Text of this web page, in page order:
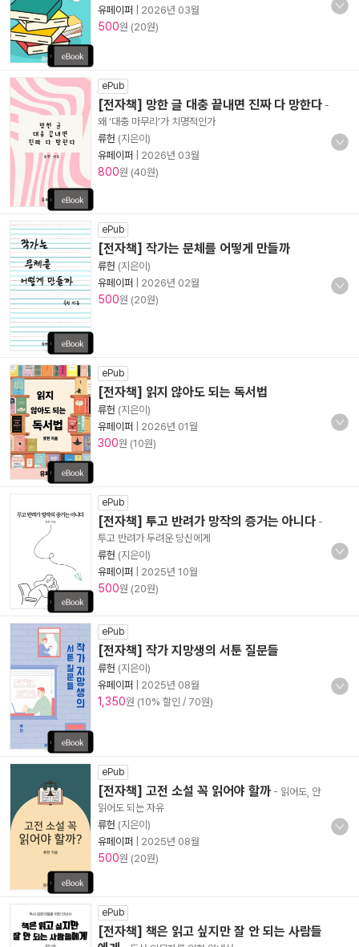
유페이퍼
2026년 03월
500원 (20원)
ePub
[전자책] 망한 글 대충 끝내면 진짜 다 망한다 -
왜 ‘대충 마무리’가 치명적인가
류헌 (지은이)
유페이퍼
2026년 03월
800원 (40원)
ePub
[전자책] 작가는 문체를 어떻게 만들까
류헌 (지은이)
유페이퍼
2026년 02월
500원 (20원)
ePub
[전자책] 읽지 않아도 되는 독서법
류헌 (지은이)
유페이퍼
2026년 01월
300원 (10원)
ePub
[전자책] 투고 반려가 망작의 증거는 아니다 -
투고 반려가 두려운 당신에게
류헌 (지은이)
유페이퍼
2025년 10월
500원 (20원)
ePub
[전자책] 작가 지망생의 서툰 질문들
류헌 (지은이)
유페이퍼
2025년 08월
1,350원 (10% 할인 / 70원)
ePub
[전자책] 고전 소설 꼭 읽어야 할까 - 읽어도, 안
읽어도 되는 자유
류헌 (지은이)
유페이퍼
2025년 08월
500원 (20원)
ePub
[전자책] 책은 읽고 싶지만 잘 안 되는 사람들